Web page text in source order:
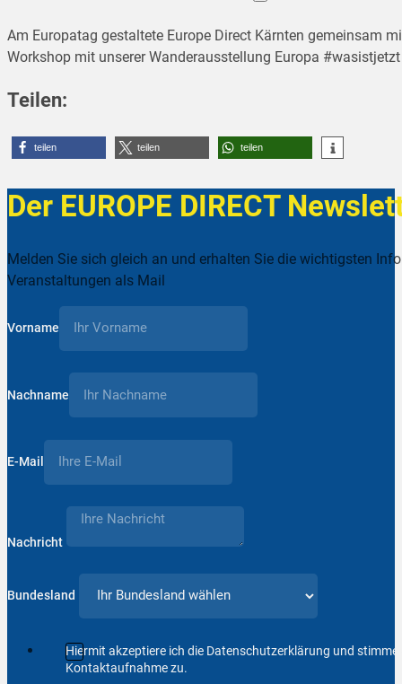
Am Europatag gestaltete Europe Direct Kärnten gemeinsam
Workshop mit unserer Wanderausstellung Europa
Teilen:
teilen teilen teilen
Der EUROPE DIRECT
Melden Sie sich gleich an und erhalten Sie die wichtigsten
Veranstaltungen als Mail
Vorname
Nachname
E-Mail
Nachricht
Bundesland
Hiermit akzeptiere ich die Datenschutzerklärung und
Kontaktaufnahme zu.